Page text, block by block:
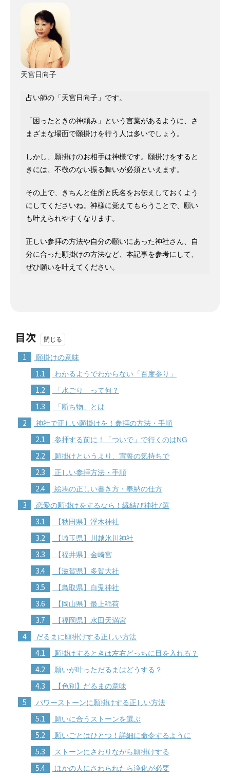
天宮日向子
占い師の「天宮日向子」です。
「困ったときの神頼み」という言葉があるように、さ
まざまな場面で願掛けを行う人は多いでしょう。
しかし、願掛けのお相手は神様です。願掛けをすると
きには、不敬のない振る舞いが必須といえます。
その上で、きちんと住所と氏名をお伝えしておくよう
にしてくださいね。神様に覚えてもらうことで、願い
も叶えられやすくなります。
正しい参拝の方法や自分の願いにあった神社さん、自
分に合った願掛けの方法など、本記事を参考にして、
ぜひ願いを叶えてください。
目次
1 願掛けの意味
1.1 わかるようでわからない「百度参り」
1.2 「水ごり」って何？
1.3 「断ち物」とは
2 神社で正しい願掛けを！参拝の方法・手順
2.1 参拝する前に！「ついで」で行くのはNG
2.2 願掛けというより、宣誓の気持ちで
2.3 正しい参拝方法・手順
2.4 絵馬の正しい書き方・奉納の仕方
3 恋愛の願掛けをするなら！縁結び神社7選
3.1 【秋田県】浮木神社
3.2 【埼玉県】川越氷川神社
3.3 【福井県】金崎宮
3.4 【滋賀県】多賀大社
3.5 【鳥取県】白兎神社
3.6 【岡山県】最上稲荷
3.7 【福岡県】水田天満宮
4 だるまに願掛けする正しい方法
4.1 願掛けするときは左右どっちに目を入れる？
4.2 願いが叶っただるまはどうする？
4.3 【色別】だるまの意味
5 パワーストーンに願掛けする正しい方法
5.1 願いに合うストーンを選ぶ
5.2 願いごとはひとつ！詳細に命令するように
5.3 ストーンにさわりながら願掛けする
5.4 ほかの人にさわられたら浄化が必要